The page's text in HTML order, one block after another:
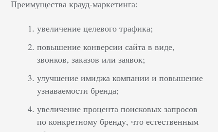
Преимущества крауд-маркетинга:
увеличение целевого трафика;
повышение конверсии сайта в виде,
звонков, заказов или заявок;
улучшение имиджа компании и повышение
узнаваемости бренда;
увеличение процента поисковых запросов
по конкретному бренду, что естественным